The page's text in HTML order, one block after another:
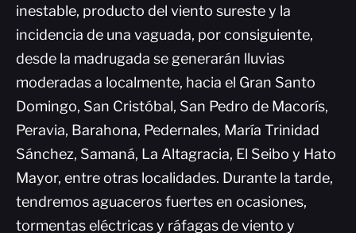
inestable, producto del viento sureste y la
incidencia de una vaguada, por consiguiente,
desde la madrugada se generarán lluvias
moderadas a localmente, hacia el Gran Santo
Domingo, San Cristóbal, San Pedro de Macorís,
Peravia, Barahona, Pedernales, María Trinidad
Sánchez, Samaná, La Altagracia, El Seibo y Hato
Mayor, entre otras localidades. Durante la tarde,
tendremos aguaceros fuertes en ocasiones,
tormentas eléctricas y ráfagas de viento y